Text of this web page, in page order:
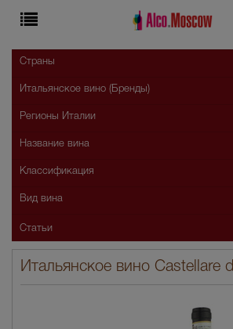
Итальянское вино Castellare
Страны
Итальянское вино (Бренды)
Регионы Италии
Название вина
Классификация
Вид вина
Статьи